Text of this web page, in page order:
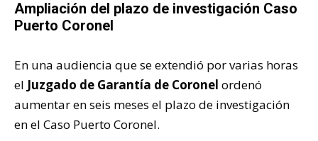
Ampliación del plazo de investigación Caso
Puerto Coronel
En una audiencia que se extendió por varias horas
el Juzgado de Garantía de Coronel ordenó
aumentar en seis meses el plazo de investigación
en el Caso Puerto Coronel.